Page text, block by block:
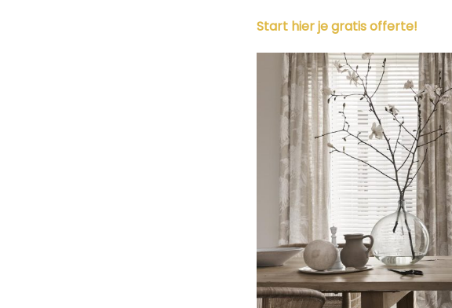
Start hier je gratis offerte!